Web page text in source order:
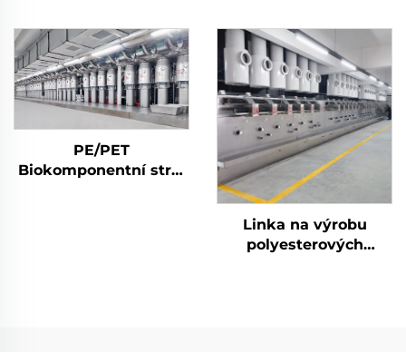
vyrábí dutá i pevná
vlákna
Stroj na výrobu
kompozitních
staplových vláken
PE/PET
Biokomponentní stroj
Linka na výrobu
polyesterových